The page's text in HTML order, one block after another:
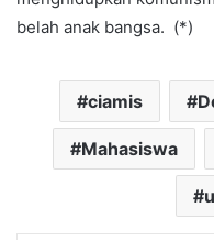
belah anak bangsa. (*)
ciamis
Mahasiswa